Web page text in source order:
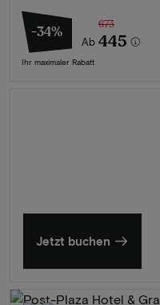
-34%
Ab
673
445
Ihr maximaler Rabatt
Jetzt buchen